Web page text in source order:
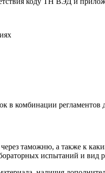
в комбинации регламентов
таможню, а также к
испытаний и вид